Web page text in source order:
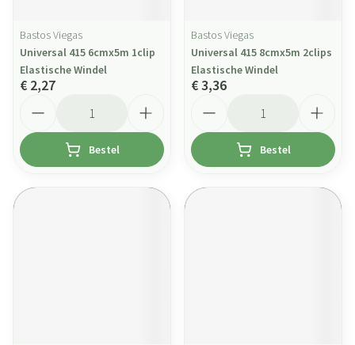
Bastos Viegas
Universal 415 6cmx5m 1clip
Elastische Windel
€ 2,27
Bestel
Bastos Viegas
Universal 415 8cmx5m 2clips
Elastische Windel
€ 3,36
Bestel